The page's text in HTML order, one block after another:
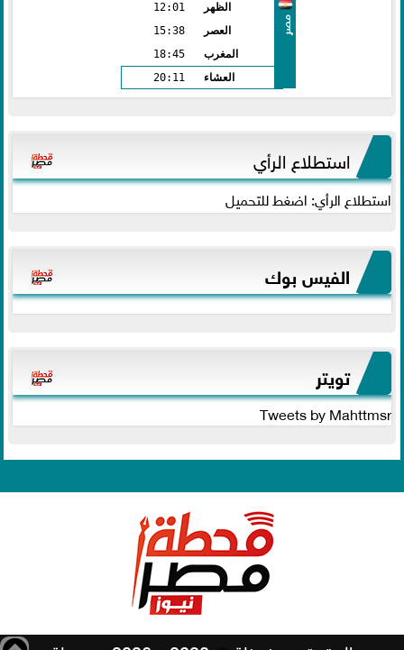
مصر
الظهر
12:01
العصر
15:38
المغرب
18:45
العشاء
20:11
استطلاع الرأي
استطلاع الرأي: اضغط للتحميل
الفيس بوك
تويتر
Tweets by Mahttmsr